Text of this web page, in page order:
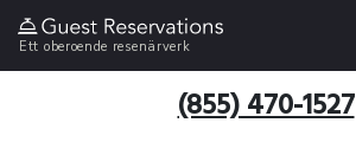
Ett oberoende resenärverk
(855) 470-1527